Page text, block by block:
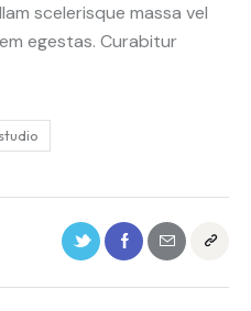
scelerisque massa vel
egestas. Curabitur
studio